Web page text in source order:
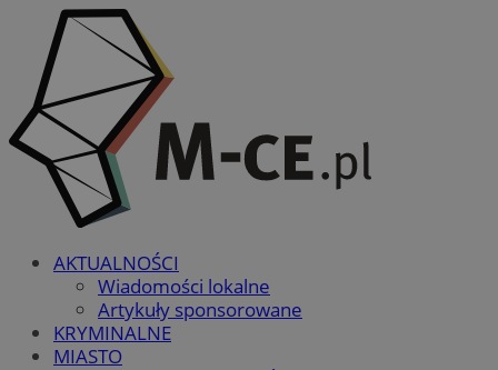
AKTUALNOŚCI
Wiadomości lokalne
Artykuły sponsorowane
KRYMINALNE
MIASTO